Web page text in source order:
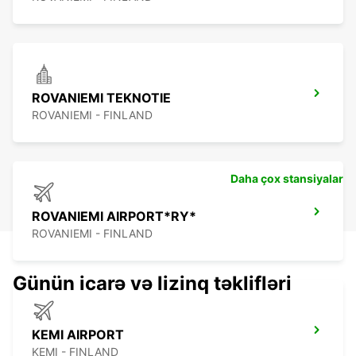
ROVANIEMI TEKNOTIE
ROVANIEMI - FINLAND
ROVANIEMI AIRPORT*RY*
ROVANIEMI - FINLAND
KEMI AIRPORT
KEMI - FINLAND
Daha çox stansiyalar
Günün icarə və lizinq təklifləri